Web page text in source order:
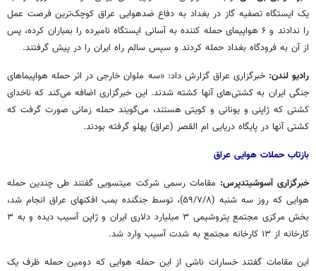
یک ایستگاه تصفیه گاز در بغداد به دفاع ضدهوایی عراق کوچک‌ترین فرصت عمل
را ندادند و ۶ هواپیمای حمله کننده به آسانی ایستگاه نامبرده را بمباران کرده، پس
از آن به فرودگاه بغداد حمله کردند و سپس سالم راه ایران را در پیش گرفتند.
رادیو لندن: خبرگزاری عراق گزارش داد: «سه ملوان خارجی در اثر حمله هواپیماهای
جنگی ایران به کشتی‌های آنها کشته شدند. این خبرگزاری اضافه می‌کند که ناخدای
کشتی که ژاپنی و یونانی و کویتی هستند، می‌گویند حمله زمانی صورت گرفت که
کشتی آنها در پایگاه دریایی ام القصر (عراق) پهلو گرفته بودند.
بازتاب حملات هوایی عراق
خبرگزاری آسوشیتدپرس: مقامات رسمی شرکت میتسویی گفتند طی چندین حمله
هوایی که روز سه شنبه (۵۹/۷/۸)، توسط جنگنده بمب افکنهای عراق انجام شد،
بخش مرکزی مجتمع پتروشیمی ۳ میلیارد دلاری ایران و ژاپن آسیب دیده و به ۳
کارخانه از ۱۳ کارخانه مجتمع به شدت آسیب وارد شد.
این مقامات گفتند خسارات ناشی از این حمله هوایی که دومین حمله ظرف یک